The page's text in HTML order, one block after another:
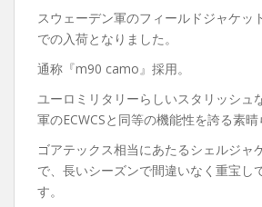
スウェーデン軍のフィールドジャケッ
での入荷となりました。
通称『m90 camo』採用。
ユーロミリタリーらしいスタリッシュ
軍のECWCSと同等の機能性を誇る素晴
ゴアテックス相当にあたるシェルジャ
で、長いシーズンで間違いなく重宝し
す。